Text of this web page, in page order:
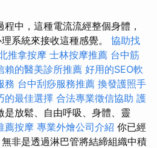
中，這種電流流經整個身體，
系統來接收這種感覺。 協助找
推拿按摩 士林按摩推薦 台中筋
賴的醫美診所推薦 好用的SEO軟
務 台中刮痧服務推薦 換發護照手
的最佳選擇 合法專業徵信協助 護
是放鬆、自由呼吸、身體、靈
薦按摩 專業外燴公司介紹 你已經
非是透過淋巴管將結締組織中積